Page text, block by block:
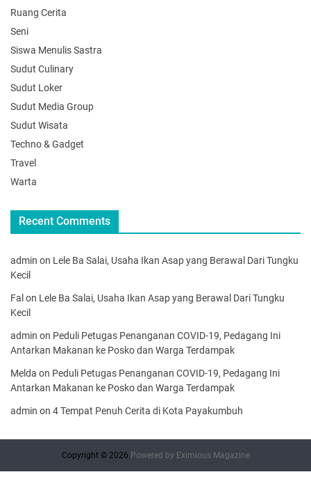
Ruang Cerita
Seni
Siswa Menulis Sastra
Sudut Culinary
Sudut Loker
Sudut Media Group
Sudut Wisata
Techno & Gadget
Travel
Warta
Recent Comments
admin on Lele Ba Salai, Usaha Ikan Asap yang Berawal Dari Tungku
Kecil
Fal on Lele Ba Salai, Usaha Ikan Asap yang Berawal Dari Tungku
Kecil
admin on Peduli Petugas Penanganan COVID-19, Pedagang Ini
Antarkan Makanan ke Posko dan Warga Terdampak
Melda on Peduli Petugas Penanganan COVID-19, Pedagang Ini
Antarkan Makanan ke Posko dan Warga Terdampak
admin on 4 Tempat Penuh Cerita di Kota Payakumbuh
Copyright © 2026.Powered by Eximious Magazine